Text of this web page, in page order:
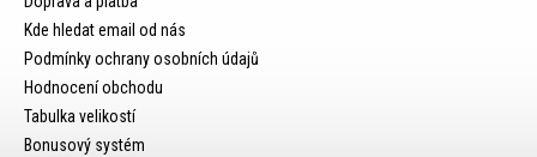
Kde hledat email od nás
Podmínky ochrany osobních údajů
Hodnocení obchodu
Tabulka velikostí
Bonusový systém